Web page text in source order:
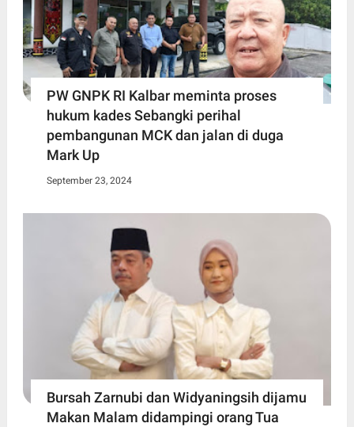
PW GNPK RI Kalbar meminta proses
hukum kades Sebangki perihal
pembangunan MCK dan jalan di duga
Mark Up
September 23, 2024
Bursah Zarnubi dan Widyaningsih dijamu
Makan Malam didampingi orang Tua